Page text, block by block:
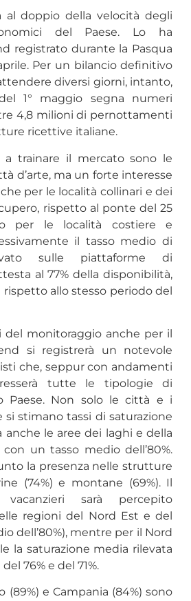
al doppio della velocità degli
del Paese. Lo ha
registrato durante la Pasqua
Per un bilancio definitivo
diversi giorni, intanto,
1° maggio segna numeri
4,8 milioni di pernottamenti
ricettive italiane.
a trainare il mercato sono le
d’arte, ma un forte interesse
per le località collinari e dei
rispetto al ponte del 25
per le località costiere e
il tasso medio di
sulle piattaforme di
al 77% della disponibilità,
allo stesso periodo del
del monitoraggio anche per il
si registrerà un notevole
che, seppur con andamenti
tutte le tipologie di
Paese. Non solo le città e i
si stimano tassi di saturazione
anche le aree dei laghi e della
un tasso medio dell’80%.
la presenza nelle strutture
(74%) e montane (69%). Il
sarà percepito
regioni del Nord Est e del
dell’80%), mentre per il Nord
la saturazione media rilevata
76% e del 71%.
(89%) e Campania (84%) sono